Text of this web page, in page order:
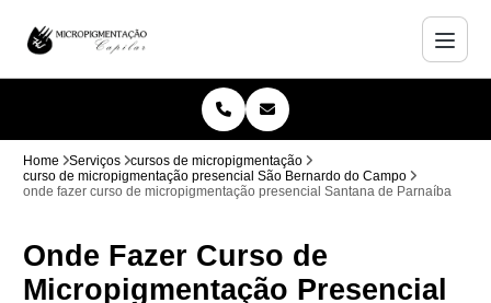
Home Serviços
cursos de micropigmentação
curso de micropigmentação presencial São Bernardo do Campo
onde fazer curso de micropigmentação presencial Santana de Parnaíba
Onde Fazer Curso de
Micropigmentação Presencial